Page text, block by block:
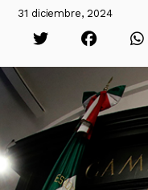
31 diciembre, 2024